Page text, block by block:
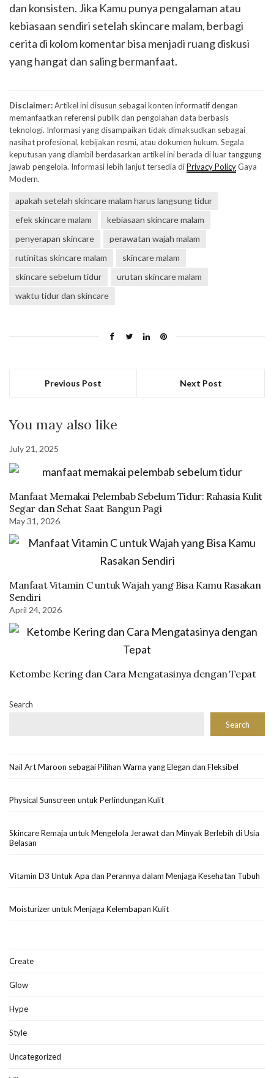
dan konsisten. Jika Kamu punya pengalaman atau
kebiasaan sendiri setelah skincare malam, berbagi
cerita di kolom komentar bisa menjadi ruang diskusi
yang hangat dan saling bermanfaat.
Disclaimer:Artikel ini disusun sebagai konten informatif dengan
memanfaatkan referensi publik dan pengolahan data berbasis
teknologi. Informasi yang disampaikan tidak dimaksudkan sebagai
nasihat profesional, kebijakan resmi, atau dokumen hukum. Segala
keputusan yang diambil berdasarkan artikel ini berada di luar tanggung
jawab pengelola. Informasi lebih lanjut tersedia diPrivacy PolicyGaya
Modern.
apakah setelah skincare malam harus langsung tidur
efek skincare malam
kebiasaan skincare malam
penyerapan skincare
perawatan wajah malam
rutinitas skincare malam
skincare malam
skincare sebelum tidur
urutan skincare malam
waktu tidur dan skincare
Previous Post Next Post
You may also like
July 21, 2025
Manfaat Memakai Pelembab Sebelum Tidur: Rahasia Kulit
Segar dan Sehat Saat Bangun Pagi
May 31, 2026
Manfaat Vitamin C untuk Wajah yang Bisa Kamu Rasakan
Sendiri
April 24, 2026
Ketombe Kering dan Cara Mengatasinya dengan Tepat
Search
Search
Nail Art Maroon sebagai Pilihan Warna yang Elegan dan Fleksibel
Physical Sunscreen untuk Perlindungan Kulit
Skincare Remaja untuk Mengelola Jerawat dan Minyak Berlebih di Usia
Belasan
Vitamin D3 Untuk Apa dan Perannya dalam Menjaga Kesehatan Tubuh
Moisturizer untuk Menjaga Kelembapan Kulit
Create
Glow
Hype
Style
Uncategorized